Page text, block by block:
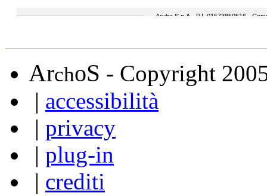
ArchoS - Copyright
| accessibilità
| privacy
| plug-in
| crediti